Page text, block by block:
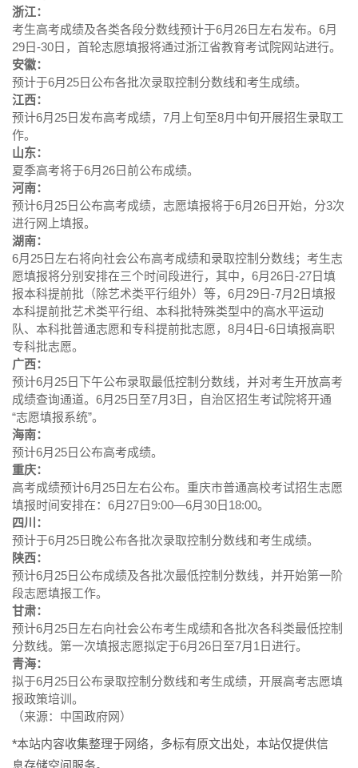
浙江：
考生高考成绩及各类各段分数线预计于6月26日左右发布。6月
29日-30日，首轮志愿填报将通过浙江省教育考试院网站进行。
安徽：
预计于6月25日公布各批次录取控制分数线和考生成绩。
江西：
预计6月25日发布高考成绩，7月上旬至8月中旬开展招生录取工
作。
山东：
夏季高考将于6月26日前公布成绩。
河南：
预计6月25日公布高考成绩，志愿填报将于6月26日开始，分3次
进行网上填报。
湖南：
6月25日左右将向社会公布高考成绩和录取控制分数线；考生志
愿填报将分别安排在三个时间段进行，其中，6月26日-27日填
报本科提前批（除艺术类平行组外）等，6月29日-7月2日填报
本科提前批艺术类平行组、本科批特殊类型中的高水平运动
队、本科批普通志愿和专科提前批志愿，8月4日-6日填报高职
专科批志愿。
广西：
预计6月25日下午公布录取最低控制分数线，并对考生开放高考
成绩查询通道。6月25日至7月3日，自治区招生考试院将开通
“志愿填报系统”。
海南：
预计6月25日公布高考成绩。
重庆：
高考成绩预计6月25日左右公布。重庆市普通高校考试招生志愿
填报时间安排在：6月27日9:00—6月30日18:00。
四川：
预计于6月25日晚公布各批次录取控制分数线和考生成绩。
陕西：
预计6月25日公布成绩及各批次最低控制分数线，并开始第一阶
段志愿填报工作。
甘肃：
预计6月25日左右向社会公布考生成绩和各批次各科类最低控制
分数线。第一次填报志愿拟定于6月26日至7月1日进行。
青海：
拟于6月25日公布录取控制分数线和考生成绩，开展高考志愿填
报政策培训。
（来源：中国政府网）
*本站内容收集整理于网络，多标有原文出处，本站仅提供信